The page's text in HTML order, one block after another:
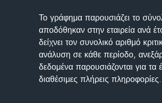
Το γράφημα παρουσιάζει το
αποδόθηκαν στην εταιρεία ανά
δείχνει τον συνολικό αριθμό
ανάλυση σε κάθε περίοδο,
δεδομένα παρουσιάζονται για
διαθέσιμες πλήρεις πληροφορίες.